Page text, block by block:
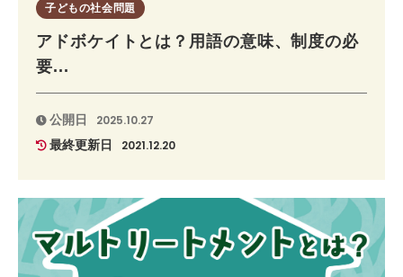
子どもの社会問題
アドボケイトとは？用語の意味、制度の必
要...
公開日 2025.10.27
最終更新日 2021.12.20